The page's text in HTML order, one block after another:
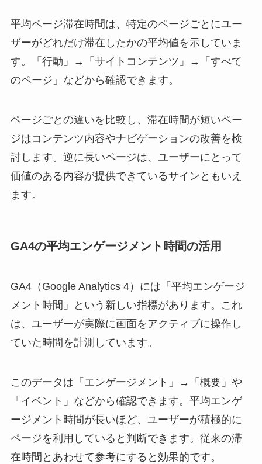
平均ページ滞在時間は、特定のページごとにユー
ザーがどれだけ滞在したかの平均値を示していま
す。「行動」→「サイトコンテンツ」→「すべて
のページ」などから確認できます。
ページごとの違いを比較し、滞在時間が短いペー
ジはコンテンツ内容やナビゲーションの改善を検
討します。逆に長いページは、ユーザーにとって
価値のある内容が提供できているサインともいえ
ます。
GA4の平均エンゲージメント時間の活用
GA4（Google Analytics 4）には「平均エンゲージ
メント時間」という新しい指標があります。これ
は、ユーザーが実際に画面をアクティブに操作し
ていた時間を計測しています。
このデータは「エンゲージメント」→「概要」や
「イベント」などから確認できます。平均エンゲ
ージメント時間が長いほど、ユーザーが積極的に
ページを利用していると判断できます。従来の滞
在時間とあわせて参考にすると効果的です。